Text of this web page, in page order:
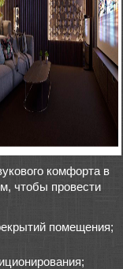
комфорта в
чтобы провести
помещения;